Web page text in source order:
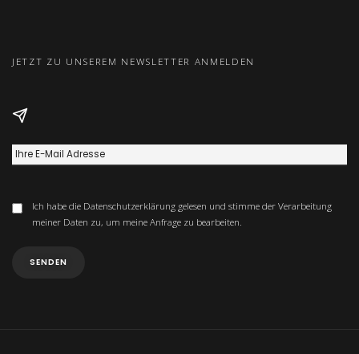
JETZT ZU UNSEREM NEWSLETTER ANMELDEN
Ich habe die Datenschutzerklärung gelesen und stimme der Verarbeitung
meiner Daten zu, um meine Anfrage zu bearbeiten.